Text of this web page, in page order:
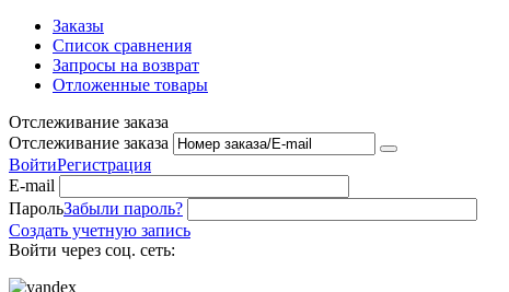
Заказы
Список сравнения
Запросы на возврат
Отложенные товары
Отслеживание заказа
Отслеживание заказа
ВойтиРегистрация
E-mail
ПарольЗабыли пароль?
Создать учетную запись
Войти через соц. сеть: